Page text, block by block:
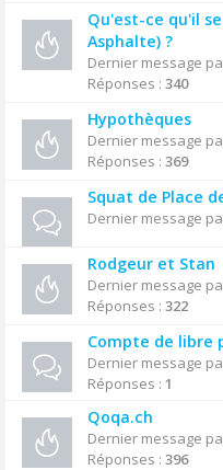
Qu'est-ce qu'il
Asphalte) ?
Dernier message
Réponses : 340
Hypothèques
Dernier message
Réponses : 369
Squat de Place
Dernier message
Rodgeur et Stan
Dernier message
Réponses : 322
Compte de libre
Dernier message
Réponses : 1
Qoqa.ch
Dernier message
Réponses : 396